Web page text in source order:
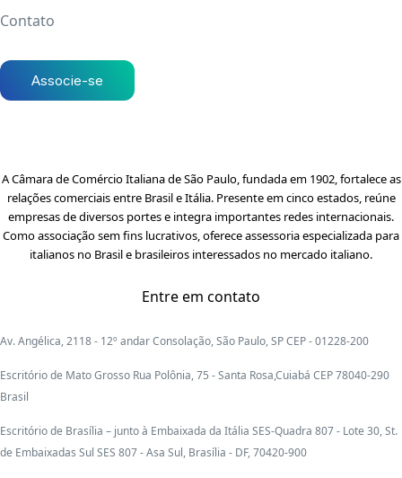
Contato
Associe-se
A Câmara de Comércio Italiana de São Paulo, fundada em 1902, fortalece as
relações comerciais entre Brasil e Itália. Presente em cinco estados, reúne
empresas de diversos portes e integra importantes redes internacionais.
Como associação sem fins lucrativos, oferece assessoria especializada para
italianos no Brasil e brasileiros interessados no mercado italiano.
Entre em contato
Av. Angélica, 2118 - 12º andar Consolação, São Paulo, SP CEP - 01228-200
Escritório de Mato Grosso Rua Polônia, 75 - Santa Rosa,Cuiabá CEP 78040-290
Brasil
Escritório de Brasília – junto à Embaixada da Itália SES-Quadra 807 - Lote 30, St.
de Embaixadas Sul SES 807 - Asa Sul, Brasília - DF, 70420-900